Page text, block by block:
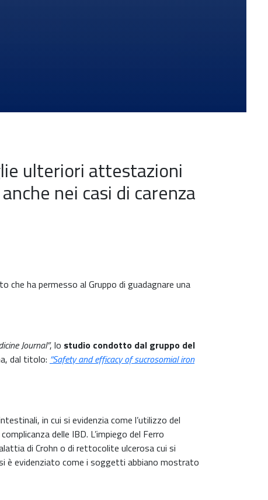
ulteriori attestazioni
nei casi di carenza
che ha permesso al Gruppo di guadagnare una
Journal”, lo studio condotto dal gruppo del
dal titolo: “Safety and efficacy of sucrosomial iron
in cui si evidenzia come l’utilizzo del
delle IBD. L’impiego del Ferro
di Crohn o di rettocolite ulcerosa cui si
è evidenziato come i soggetti abbiano mostrato